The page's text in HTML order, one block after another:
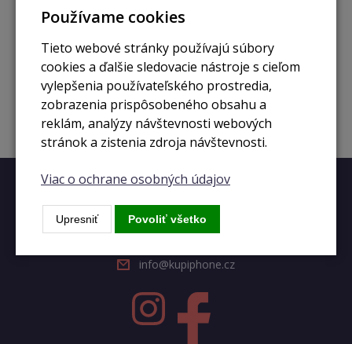
Macbook Pro 16"/ i7 - 2,6GHz / 16GB / 512 SSD /
384 € Zobraziť
Rýchly kontakt
info@kupiphone.cz
Používame cookies
Tieto webové stránky používajú súbory
cookies a ďalšie sledovacie nástroje s cieľom
vylepšenia používateľského prostredia,
zobrazenia prispôsobeného obsahu a
reklám, analýzy návštevnosti webových
stránok a zistenia zdroja návštevnosti.
Viac o ochrane osobných údajov
Upresniť Povoliť všetko